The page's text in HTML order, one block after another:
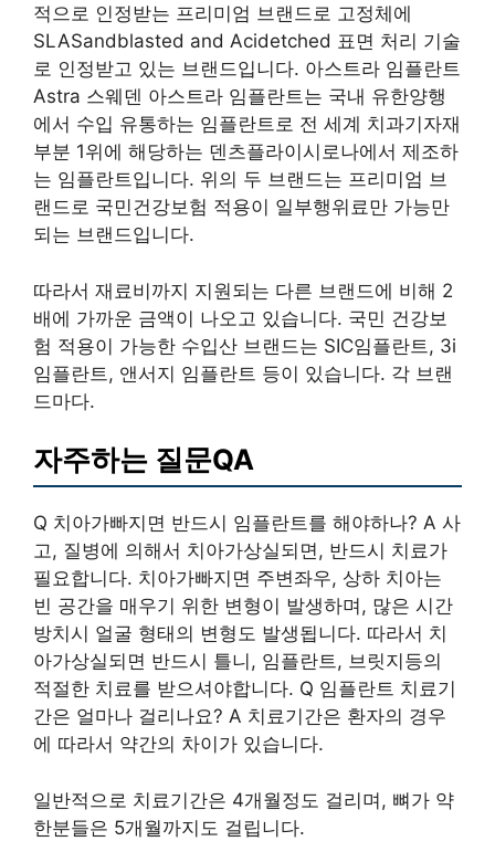
적으로 인정받는 프리미엄 브랜드로 고정체에
SLASandblasted and Acidetched 표면 처리 기술
로 인정받고 있는 브랜드입니다. 아스트라 임플란트
Astra 스웨덴 아스트라 임플란트는 국내 유한양행
에서 수입 유통하는 임플란트로 전 세계 치과기자재
부분 1위에 해당하는 덴츠플라이시로나에서 제조하
는 임플란트입니다. 위의 두 브랜드는 프리미엄 브
랜드로 국민건강보험 적용이 일부행위료만 가능만
되는 브랜드입니다.
따라서 재료비까지 지원되는 다른 브랜드에 비해 2
배에 가까운 금액이 나오고 있습니다. 국민 건강보
험 적용이 가능한 수입산 브랜드는 SIC임플란트, 3i
임플란트, 앤서지 임플란트 등이 있습니다. 각 브랜
드마다.
자주하는 질문QA
Q 치아가빠지면 반드시 임플란트를 해야하나? A 사
고, 질병에 의해서 치아가상실되면, 반드시 치료가
필요합니다. 치아가빠지면 주변좌우, 상하 치아는
빈 공간을 매우기 위한 변형이 발생하며, 많은 시간
방치시 얼굴 형태의 변형도 발생됩니다. 따라서 치
아가상실되면 반드시 틀니, 임플란트, 브릿지등의
적절한 치료를 받으셔야합니다. Q 임플란트 치료기
간은 얼마나 걸리나요? A 치료기간은 환자의 경우
에 따라서 약간의 차이가 있습니다.
일반적으로 치료기간은 4개월정도 걸리며, 뼈가 약
한분들은 5개월까지도 걸립니다.